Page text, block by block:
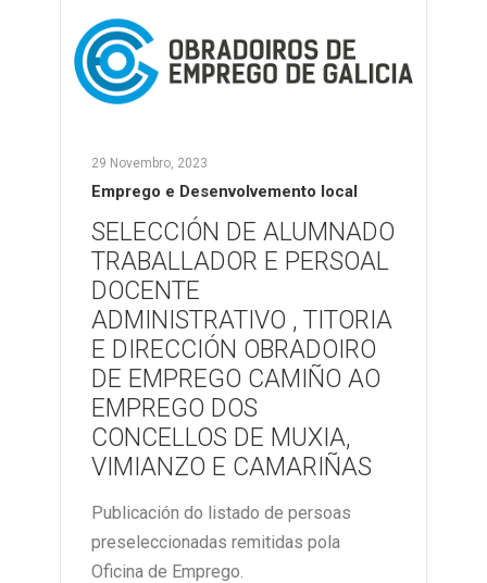
29 Novembro, 2023
Emprego e Desenvolvemento local
SELECCIÓN DE ALUMNADO
TRABALLADOR E PERSOAL
DOCENTE
ADMINISTRATIVO , TITORIA
E DIRECCIÓN OBRADOIRO
DE EMPREGO CAMIÑO AO
EMPREGO DOS
CONCELLOS DE MUXIA,
VIMIANZO E CAMARIÑAS
Publicación do listado de persoas
preseleccionadas remitidas pola
Oficina de Emprego.